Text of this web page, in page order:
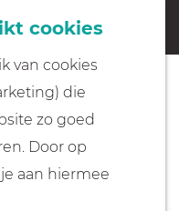
cookies
van cookies
die
zo goed
Door op
aan hiermee